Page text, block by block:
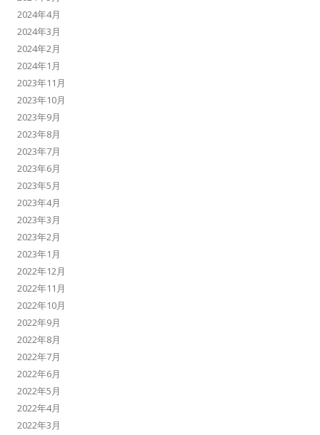
2024年4月
2024年3月
2024年2月
2024年1月
2023年11月
2023年10月
2023年9月
2023年8月
2023年7月
2023年6月
2023年5月
2023年4月
2023年3月
2023年2月
2023年1月
2022年12月
2022年11月
2022年10月
2022年9月
2022年8月
2022年7月
2022年6月
2022年5月
2022年4月
2022年3月